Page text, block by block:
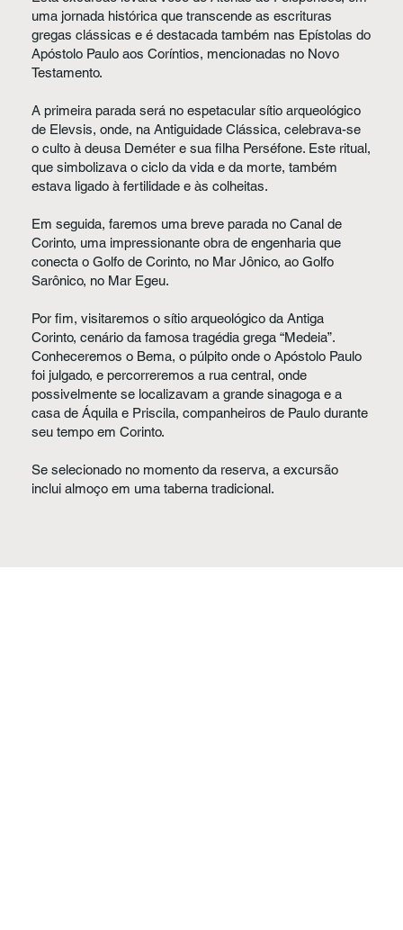
uma jornada histórica que transcende as escrituras
gregas clássicas e é destacada também nas Epístolas do
Apóstolo Paulo aos Coríntios, mencionadas no Novo
Testamento.
A primeira parada será no espetacular sítio arqueológico
de Elevsis, onde, na Antiguidade Clássica, celebrava-se
o culto à deusa Deméter e sua filha Perséfone. Este ritual,
que simbolizava o ciclo da vida e da morte, também
estava ligado à fertilidade e às colheitas.
Em seguida, faremos uma breve parada no Canal de
Corinto, uma impressionante obra de engenharia que
conecta o Golfo de Corinto, no Mar Jônico, ao Golfo
Sarônico, no Mar Egeu.
Por fim, visitaremos o sítio arqueológico da Antiga
Corinto, cenário da famosa tragédia grega “Medeia”.
Conheceremos o Bema, o púlpito onde o Apóstolo Paulo
foi julgado, e percorreremos a rua central, onde
possivelmente se localizavam a grande sinagoga e a
casa de Áquila e Priscila, companheiros de Paulo durante
seu tempo em Corinto.
Se selecionado no momento da reserva, a excursão
inclui almoço em uma taberna tradicional.